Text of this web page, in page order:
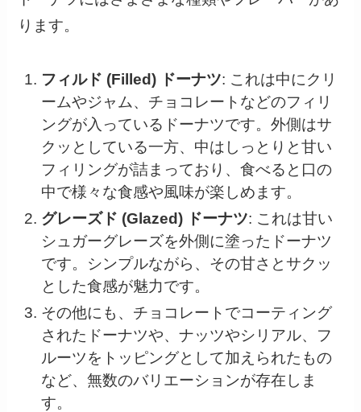
ります。
フィルド (Filled) ドーナツ: これは中にクリ
ームやジャム、チョコレートなどのフィリ
ングが入っているドーナツです。外側はサ
クッとしている一方、中はしっとりと甘い
フィリングが詰まっており、食べると口の
中で様々な食感や風味が楽しめます。
グレーズド (Glazed) ドーナツ: これは甘い
シュガーグレーズを外側に塗ったドーナツ
です。シンプルながら、その甘さとサクッ
とした食感が魅力です。
その他にも、チョコレートでコーティング
されたドーナツや、ナッツやシリアル、フ
ルーツをトッピングとして加えられたもの
など、無数のバリエーションが存在しま
す。